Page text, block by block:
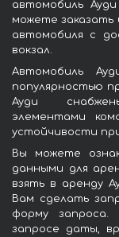
автомобиль
можете заказать
автомобиля с
вокзал.
Автомобиль
популярностью
Ауди
элементами
устойчивости
Вы можете
данными для
взять в аренду
Вам сделать
форму
запросе даты,